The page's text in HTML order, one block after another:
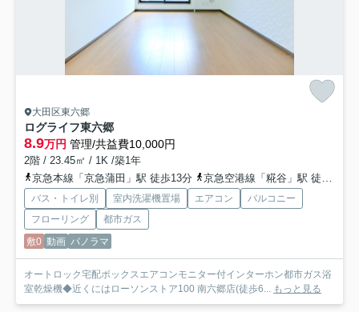
大田区東六郷
ログライフ東六郷
8.9万円 管理/共益費10,000円
2階 / 23.45㎡ / 1K /築1年
京急本線「京急蒲田」駅 徒歩13分
京急空港線「糀谷」駅 徒歩12分
バス・トイレ別 室内洗濯機置場 エアコン
バルコニー
フローリング
都市ガス
敷0 動画 パノラマ
オートロック宅配ボックスエアコンモニター付インターホン都市ガス浴
室乾燥機◆近くにはローソンストア100 南六郷店(徒歩6... もっと見る